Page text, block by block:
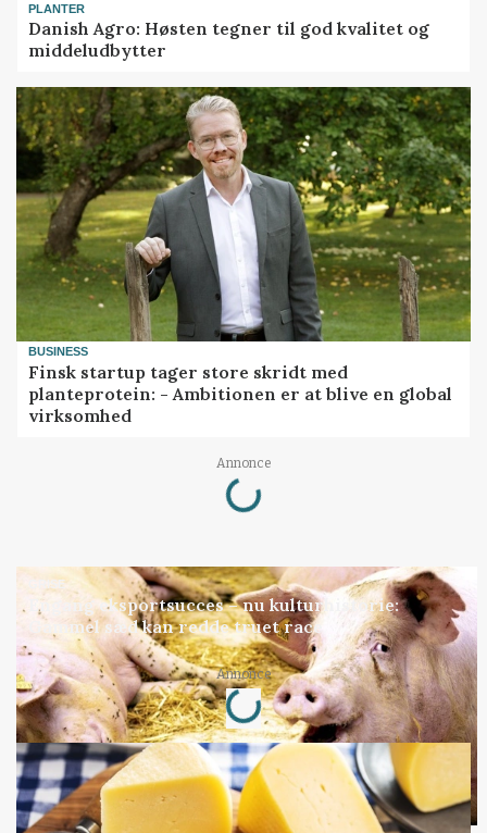
PLANTER
Danish Agro: Høsten tegner til god kvalitet og
middeludbytter
BUSINESS
Finsk startup tager store skridt med
planteprotein: - Ambitionen er at blive en global
virksomhed
Annonce
Loading...
GRISE
Engang eksportsucces – nu kulturhistorie:
Gammel sæd kan redde truet race
Annonce
Loading...